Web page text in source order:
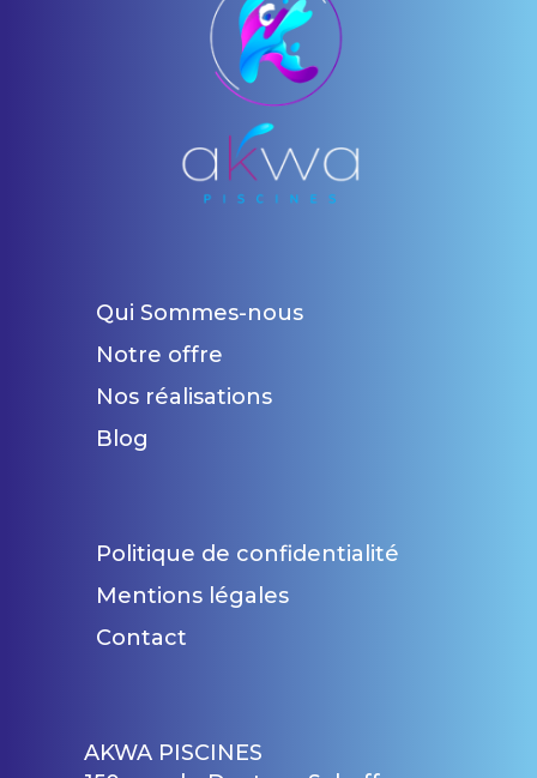
Qui Sommes-nous
Notre offre
Nos réalisations
Blog
Politique de confidentialité
Mentions légales
Contact
AKWA PISCINES